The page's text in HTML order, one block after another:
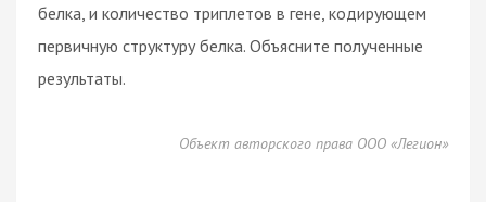
белка, и количество триплетов в гене, кодирующем
первичную структуру белка. Объясните полученные
результаты.
Объект авторского права ООО «Легион»